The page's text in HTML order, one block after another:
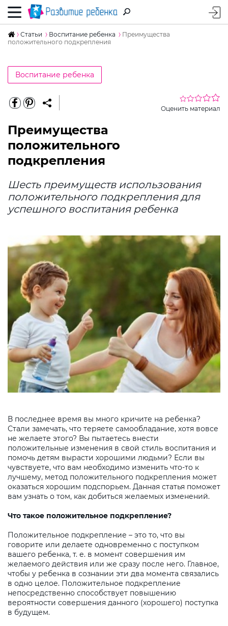
Статьи Воспитание ребенка
Преимущества
положительного подкрепления
Воспитание ребенка
Оценить материал
Преимущества
положительного
подкрепления
Шесть преимуществ использования
положительного подкрепления для
успешного воспитания ребенка
В последнее время вы много кричите на ребенка?
Стали замечать, что теряете самообладание, хотя вовсе
не желаете этого? Вы пытаетесь внести
положительные изменения в свой стиль воспитания и
помочь детям вырасти хорошими людьми? Если вы
чувствуете, что вам необходимо изменить что-то к
лучшему, метод положительного подкрепления может
оказаться хорошим подспорьем. Данная статья поможет
вам узнать о том, как добиться желаемых изменений.
Что такое положительное подкрепление?
Положительное подкрепление – это то, что вы
говорите или делаете одновременно с поступком
вашего ребенка, т. е. в момент совершения им
желаемого действия или же сразу после него. Главное,
чтобы у ребенка в сознании эти два момента связались
в одно целое. Положительное подкрепление
непосредственно способствует повышению
вероятности совершения данного (хорошего) поступка
в будущем.